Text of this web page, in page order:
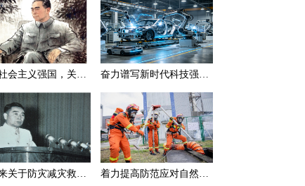
建成社会主义强国，关键在于实现科学技术现代化 奋力谱写新时代科技强国新篇章
周恩来关于防灾减灾救灾的一组论述 着力提高防范应对自然灾害能力